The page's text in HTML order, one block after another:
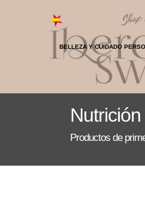
BELLEZA Y CUIDADO
Productos de